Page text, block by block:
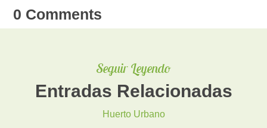
0 Comments
Seguir Leyendo
Entradas Relacionadas
Huerto Urbano